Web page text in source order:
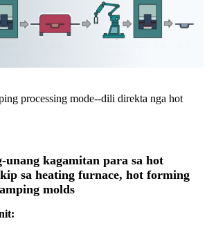
processing mode--dili direkta nga hot
unang kagamitan para sa hot
sa heating furnace, hot forming
molds